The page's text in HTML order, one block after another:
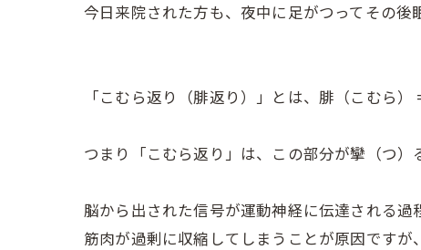
今日来院された方も、夜中に足がつってその後
「こむら返り（腓返り）」とは、腓（こむら
つまり「こむら返り」は、この部分が攣（つ）
脳から出された信号が運動神経に伝達される過
筋肉が過剰に収縮してしまうことが原因ですが